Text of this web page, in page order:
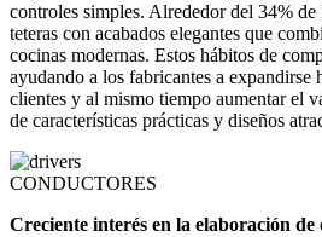
controles simples. Alrededor del 34% de
teteras con acabados elegantes que
cocinas modernas. Estos hábitos de
ayudando a los fabricantes a expandirse
clientes y al mismo tiempo aumentar el
de características prácticas y diseños
CONDUCTORES
Creciente interés en la elaboración de